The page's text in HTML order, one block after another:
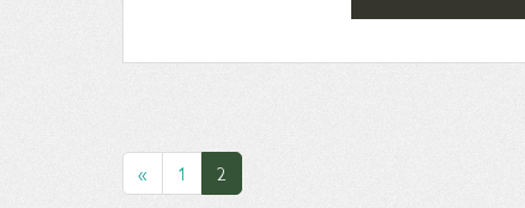
« 1 2